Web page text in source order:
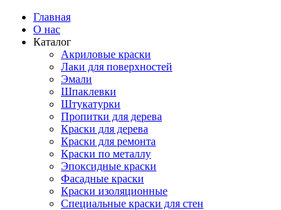
Главная
О нас
Каталог
Акриловые краски
Лаки для поверхностей
Эмали
Шпаклевки
Штукатурки
Пропитки для дерева
Краски для дерева
Краски для ремонта
Краски по металлу
Эпоксидные краски
Фасадные краски
Краски изоляционные
Специальные краски для стен